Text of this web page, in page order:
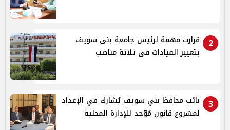
2
قرارت مهمة لرئيس جامعة بنى سويف
بتغيير القيادات فى ثلاثة مناصب
3
نائب محافظ بني سويف يُشارك في الإعداد
لمشروع قانون مُوّحد للإدارة المحلية